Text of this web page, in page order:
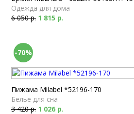
Одежда для дома
6 050 р. 1 815 р.
-70%
Пижама Milabel *52196-170
Белье для сна
3 420 р. 1 026 р.